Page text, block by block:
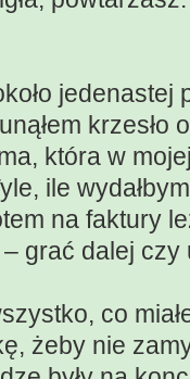
jedenastej
krzesło
która w
ile
na faktury
grać dalej czy
co
żeby nie